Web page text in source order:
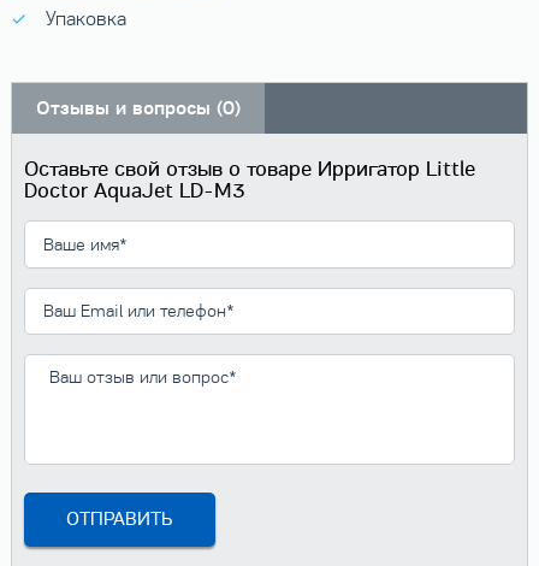
Упаковка
Отзывы и вопросы (0)
Оставьте свой отзыв о товаре Ирригатор Little
Doctor AquaJet LD-M3